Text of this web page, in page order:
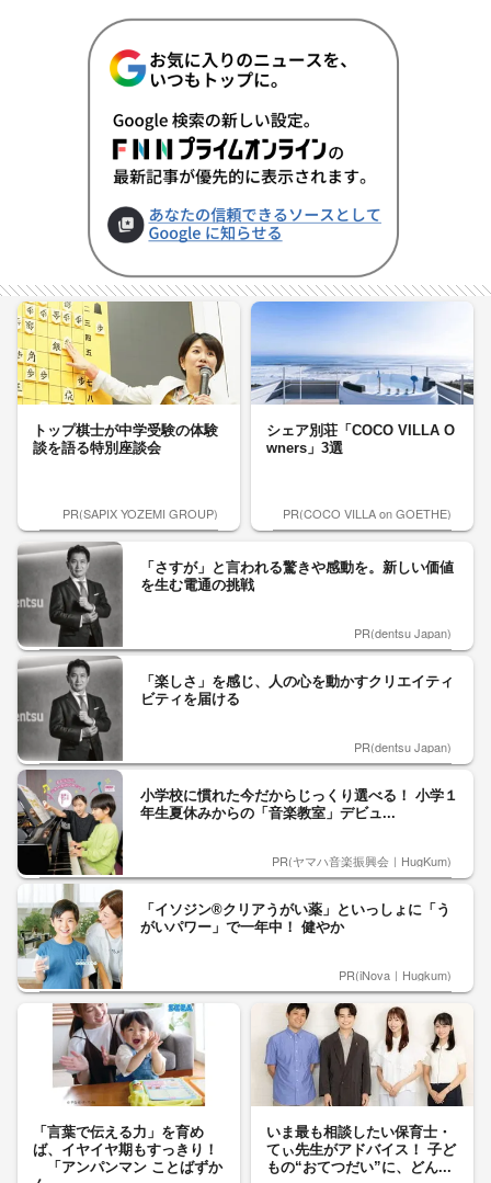
トップ棋士が中学受験の体験
談を語る特別座談会
PR(SAPIX YOZEMI GROUP)
シェア別荘「COCO VILLA O
wners」3選
PR(COCO VILLA on GOETHE)
「さすが」と言われる驚きや感動を。新しい価値
を生む電通の挑戦
PR(dentsu Japan)
「楽しさ」を感じ、人の心を動かすクリエイティ
ビティを届ける
PR(dentsu Japan)
小学校に慣れた今だからじっくり選べる！ 小学１
年生夏休みからの「音楽教室」デビュ...
PR(ヤマハ音楽振興会｜HugKum)
「イソジン®クリアうがい薬」といっしょに「う
がいパワー」で一年中！ 健やか
PR(iNova｜Hugkum)
「言葉で伝える力」を育め
ば、イヤイヤ期もすっきり！
「アンパンマン ことばずか
いま最も相談したい保育士・
てぃ先生がアドバイス！ 子ど
もの“おてつだい”に、どん...